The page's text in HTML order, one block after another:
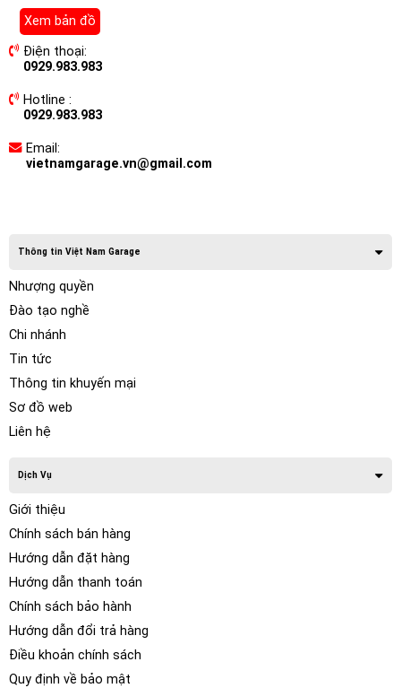
Xem bản đồ
Điện thoại:
0929.983.983
Hotline :
0929.983.983
Email:
vietnamgarage.vn@gmail.com
Thông tin Việt Nam Garage
Nhượng quyền
Đào tạo nghề
Chi nhánh
Tin tức
Thông tin khuyến mại
Sơ đồ web
Liên hệ
Dịch Vụ
Giới thiệu
Chính sách bán hàng
Hướng dẫn đặt hàng
Hướng dẫn thanh toán
Chính sách bảo hành
Hướng dẫn đổi trả hàng
Điều khoản chính sách
Quy định về bảo mật